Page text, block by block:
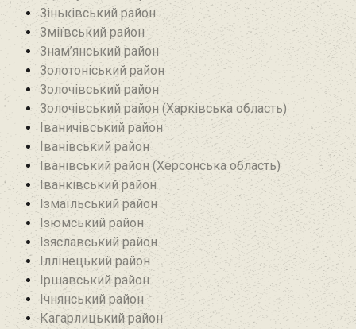
Зіньківський район‎
Зміївський район
Знам’янський район
Золотоніський район
Золочівський район
Золочівський район (Харківська область)
Іваничівський район‎
Іванівський район
Іванівський район (Херсонська область)
Іванківський район
Ізмаїльський район
Ізюмський район
Ізяславський район
Іллінецький район
Іршавський район
Ічнянський район
Кагарлицький район